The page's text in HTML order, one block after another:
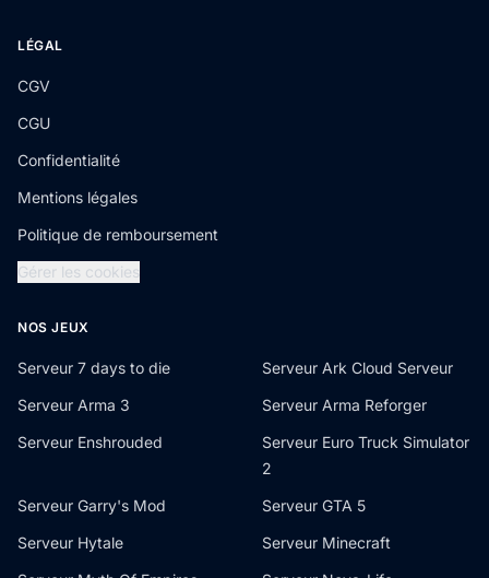
LÉGAL
CGV
CGU
Confidentialité
Mentions légales
Politique de remboursement
Gérer les cookies
NOS JEUX
Serveur 7 days to die
Serveur Ark Cloud Serveur
Serveur Arma 3
Serveur Arma Reforger
Serveur Enshrouded
Serveur Euro Truck Simulator
2
Serveur Garry's Mod
Serveur GTA 5
Serveur Hytale
Serveur Minecraft